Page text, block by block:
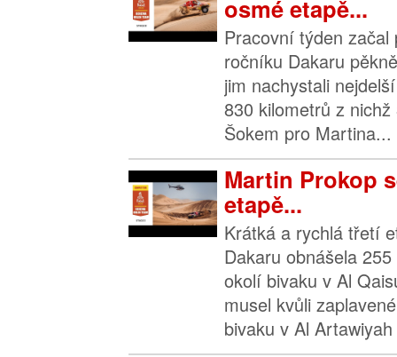
osmé etapě...
Pracovní týden
ročníku Dakaru
jim nachystali
830 kilometrů z
Šokem pro Martina...
Martin Prokop
etapě...
Krátká a rychlá třetí
Dakaru obnášela
okolí bivaku v Al
musel kvůli
bivaku v Al